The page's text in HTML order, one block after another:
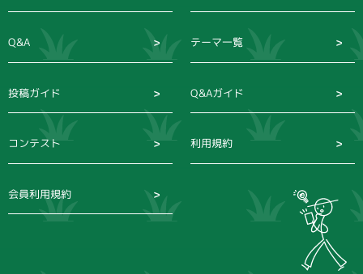
Q&A テーマ一覧
投稿ガイド Q&Aガイド
コンテスト 利用規約
会員利用規約